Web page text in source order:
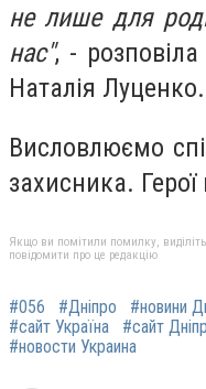
не лише для
нас", -
Наталія Луценко.
Висловлюємо
захисника.
Якщо ви помітили помилку,
повідомити про це редакцію
#056 #Дніпро #новини
#сайт Україна
#сайт
#новости Украина